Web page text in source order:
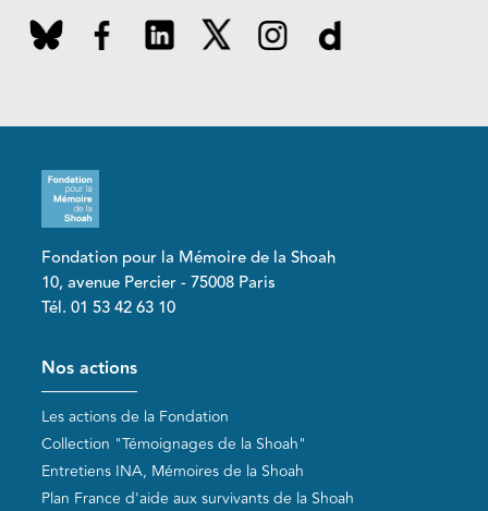
Fondation pour la Mémoire de la Shoah
10, avenue Percier - 75008 Paris
Tél. 01 53 42 63 10
Pied de page
Nos actions
Les actions de la Fondation
Collection "Témoignages de la Shoah"
Entretiens INA, Mémoires de la Shoah
Plan France d'aide aux survivants de la Shoah